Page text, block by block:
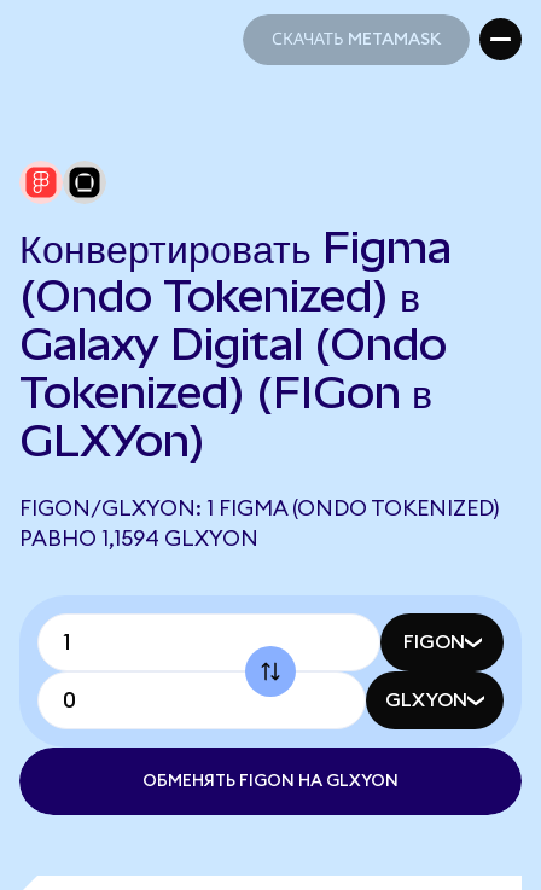
СКАЧАТЬ METAMASK
Конвертировать Figma
(Ondo Tokenized) в
Galaxy Digital (Ondo
Tokenized) (FIGon в
GLXYon)
FIGON/GLXYON: 1 FIGMA (ONDO TOKENIZED)
РАВНО 1,1594 GLXYON
FIGON
GLXYON
ОБМЕНЯТЬ FIGON НА GLXYON